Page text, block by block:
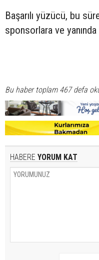
Başarılı yüzücü, bu
sponsorlara ve
Bu haber toplam 467 defa
HABERE YORUM KAT